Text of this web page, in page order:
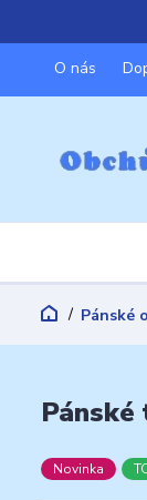
O nás
Pánské
Novinka